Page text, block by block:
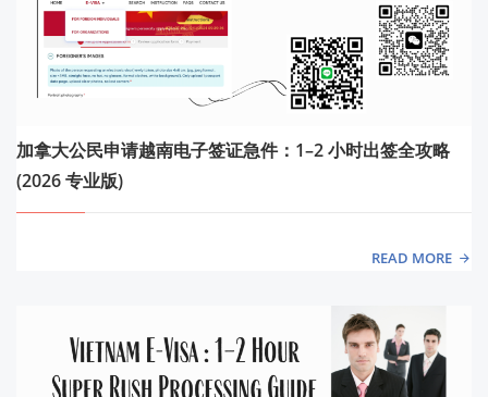
加拿大公民申请越南电子签证急件：1–2 小时出签全攻略
(2026 专业版)
READ MORE